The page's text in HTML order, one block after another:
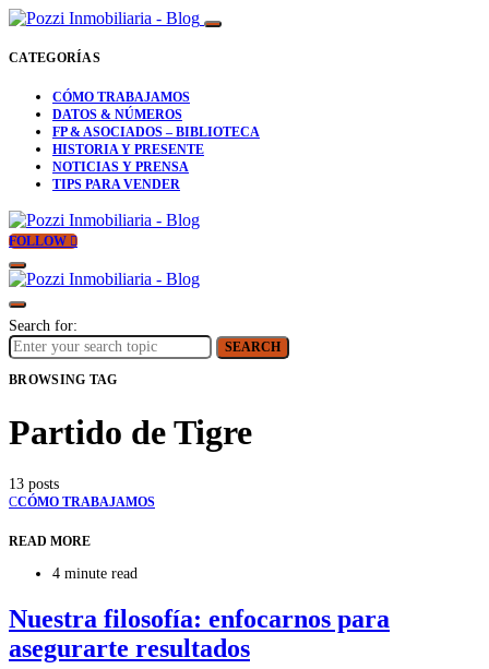
CATEGORÍAS
CÓMO TRABAJAMOS
DATOS & NÚMEROS
FP & ASOCIADOS – BIBLIOTECA
HISTORIA Y PRESENTE
NOTICIAS Y PRENSA
TIPS PARA VENDER
FOLLOW
Search for:
SEARCH
BROWSING TAG
Partido de Tigre
13 posts
CCÓMO TRABAJAMOS
READ MORE
4 minute read
Nuestra filosofía: enfocarnos para
asegurarte resultados